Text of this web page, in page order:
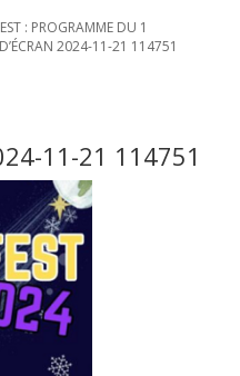
: PROGRAMME DU 1
2024-11-21 114751
11-21 114751